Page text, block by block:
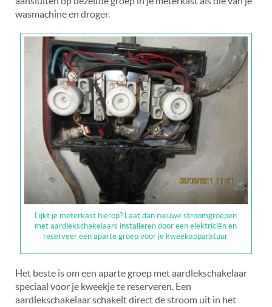
wasmachine en droger.
Lijkt je meterkast hierop? Laat dan nieuwe stroomgroepen
met aardlekschakelaars installeren door een elektriciën en
reserveer een aparte groep voor je kweekapparatuur.
Het beste is om een aparte groep met aardlekschakelaar
speciaal voor je kweekje te reserveren. Een
aardlekschakelaar schakelt direct de stroom uit in het